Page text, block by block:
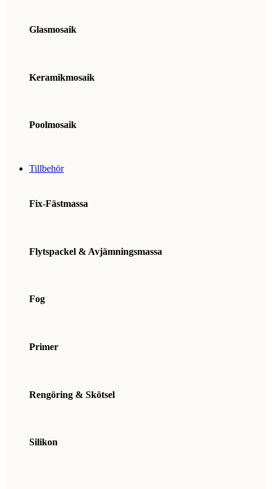
Glasmosaik
Keramikmosaik
Poolmosaik
Tillbehör
Fix-Fästmassa
Flytspackel & Avjämningsmassa
Fog
Primer
Rengöring & Skötsel
Silikon